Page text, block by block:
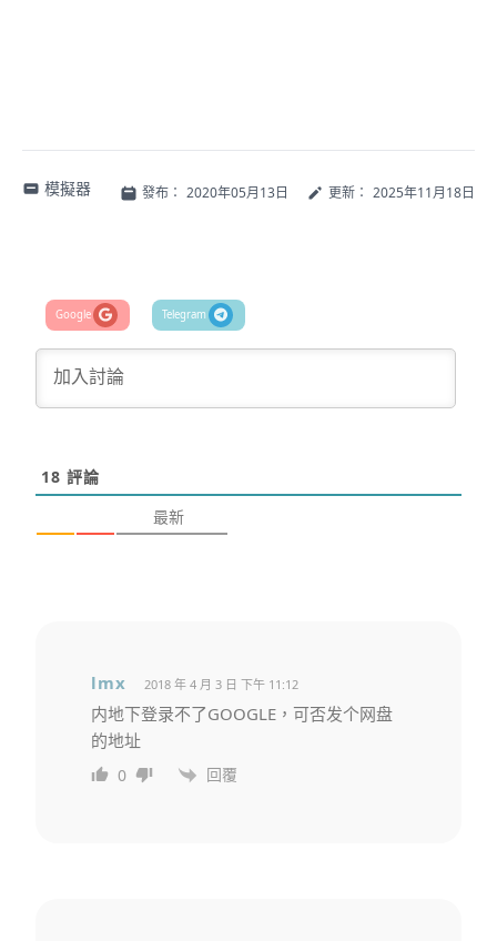
模擬器 發布： 2020年05月13日 更新： 2025年11月18日
18 評論
最新
lmx 2018 年 4 月 3 日 下午 11:12
内地下登录不了GOOGLE，可否发个网盘
的地址
0 回覆